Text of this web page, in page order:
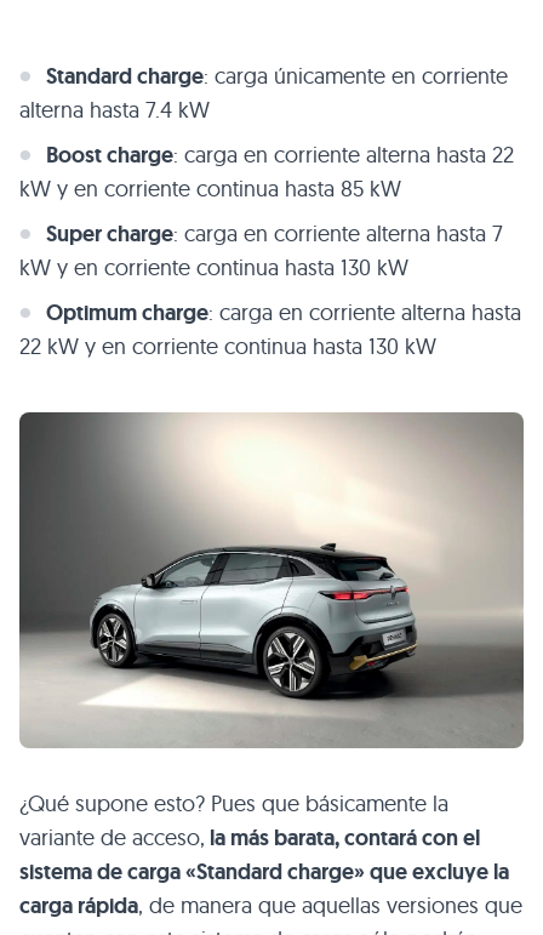
Standard charge: carga únicamente en corriente
alterna hasta 7.4 kW
Boost charge: carga en corriente alterna hasta 22
kW y en corriente continua hasta 85 kW
Super charge: carga en corriente alterna hasta 7
kW y en corriente continua hasta 130 kW
Optimum charge: carga en corriente alterna hasta
22 kW y en corriente continua hasta 130 kW
¿Qué supone esto? Pues que básicamente la
variante de acceso, la más barata, contará con el
sistema de carga «Standard charge» que excluye la
carga rápida, de manera que aquellas versiones que